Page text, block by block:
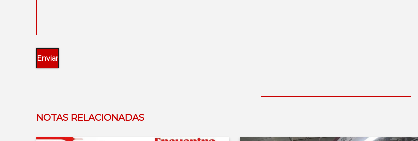
NOTAS RELACIONADAS